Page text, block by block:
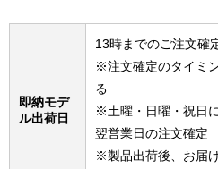
即納モデ
ル出荷日
13時までのご注文確
※注文確定のタイミ
る
※土曜・日曜・祝日
翌営業日の注文確定
※製品出荷後、お届